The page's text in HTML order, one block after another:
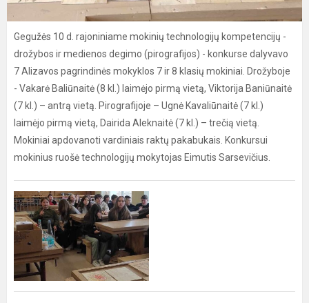
Gegužės 10 d. rajoniniame mokinių technologijų kompetencijų -
drožybos ir medienos degimo (pirografijos) - konkurse dalyvavo
7 Alizavos pagrindinės mokyklos 7 ir 8 klasių mokiniai. Drožyboje
- Vakarė Baliūnaitė (8 kl.) laimėjo pirmą vietą, Viktorija Baniūnaitė
(7 kl.) – antrą vietą. Pirografijoje – Ugnė Kavaliūnaitė (7 kl.)
laimėjo pirmą vietą, Dairida Aleknaitė (7 kl.) – trečią vietą.
Mokiniai apdovanoti vardiniais raktų pakabukais. Konkursui
mokinius ruošė technologijų mokytojas Eimutis Sarsevičius.